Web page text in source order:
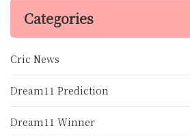
Categories
Cric News
Dream11 Prediction
Dream11 Winner